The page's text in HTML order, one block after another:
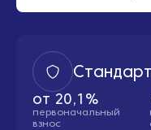
от 20,1%
первоначальный
взнос